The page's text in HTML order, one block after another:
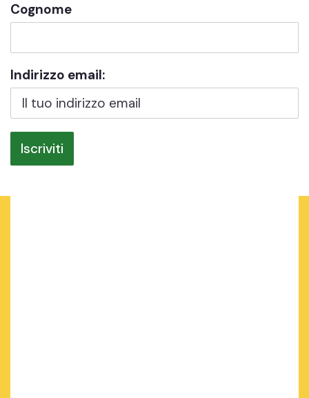
Cognome
Indirizzo email: